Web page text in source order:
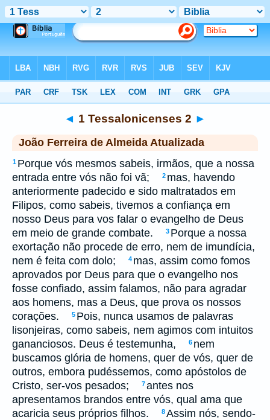
◄ 1 Tessalonicenses 2 ►
João Ferreira de Almeida Atualizada
1 Porque vós mesmos sabeis, irmãos, que a nossa
entrada entre vós não foi vã;
2 mas, havendo
anteriormente padecido e sido maltratados em
Filipos, como sabeis, tivemos a confiança em
nosso Deus para vos falar o evangelho de Deus
em meio de grande combate.
3 Porque a nossa
exortação não procede de erro, nem de imundícia,
nem é feita com dolo;
4 mas, assim como fomos
aprovados por Deus para que o evangelho nos
fosse confiado, assim falamos, não para agradar
aos homens, mas a Deus, que prova os nossos
corações.
5 Pois, nunca usamos de palavras
lisonjeiras, como sabeis, nem agimos com intuitos
gananciosos. Deus é testemunha,
6 nem
buscamos glória de homens, quer de vós, quer de
outros, embora pudéssemos, como apóstolos de
Cristo, ser-vos pesados;
7antes nos
apresentamos brandos entre vós, qual ama que
acaricia seus próprios filhos.
8Assim nós, sendo-